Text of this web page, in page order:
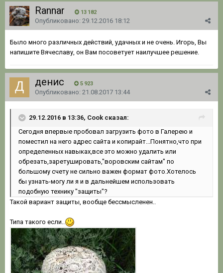
Rannar 13 182
Опубликовано: 29.12.2016 18:12
Было много различных действий, удачных и не очень. Игорь, Вы
напишите Вячеславу, он Вам посоветует наилучшее решение.
денис 5 923
Опубликовано: 21.08.2017 13:44
29.12.2016 в 13:36, Cook сказал:
Сегодня впервые пробовал загрузить фото в Галерею и
поместил на него адрес сайта и копирайт...Понятно,что при
определенных навыках,все это можно удалить или
обрезать,заретушировать,"воровским сайтам" по
большому счету не сильно важен формат фото.Хотелось
бы узнать-могу ли я и в дальнейшем использовать
подобную технику "защиты"?
Такой вариант защиты, вообще бессмысленен..
Типа такого если..